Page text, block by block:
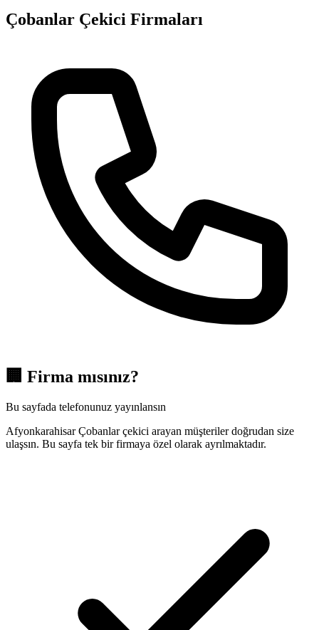
Çobanlar Çekici Firmaları
🏢 Firma mısınız?
Bu sayfada telefonunuz yayınlansın
Afyonkarahisar Çobanlar çekici arayan müşteriler doğrudan size
ulaşsın. Bu sayfa tek bir firmaya özel olarak ayrılmaktadır.